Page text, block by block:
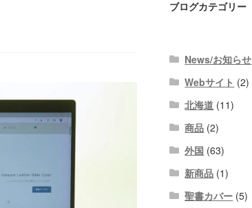
ブログカテゴリー
News/お知らせ
Webサイト (2)
北海道 (11)
商品 (2)
外国 (63)
新商品 (1)
聖書カバー (5)